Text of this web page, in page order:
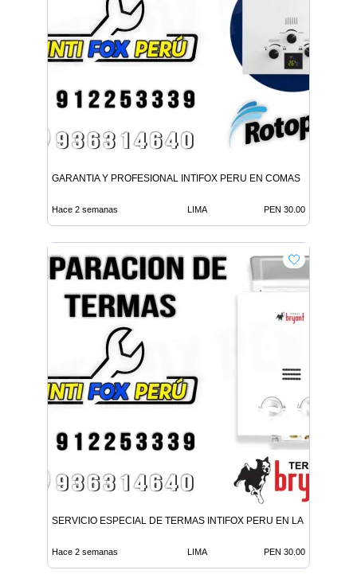
GARANTIA Y PROFESIONAL INTIFOX PERU EN COMAS
Hace 2 semanas LIMA PEN 30.00
SERVICIO ESPECIAL DE TERMAS INTIFOX PERU EN LA MOLINA
Hace 2 semanas LIMA PEN 30.00